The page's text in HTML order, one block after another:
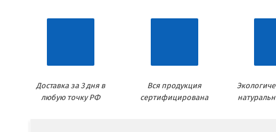
Доставка за 3 дня в
любую точку РФ
Вся продукция
сертифицирована